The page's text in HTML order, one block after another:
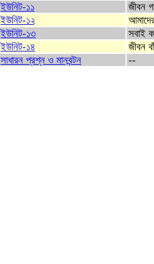
ইউনিট-১১
জীবন
ইউনিট-১২
ইউনিট-১৩
সবাই
ইউনিট-১৪
জীবন
সাধারন প্রশ্ন ও মানবন্টন
--